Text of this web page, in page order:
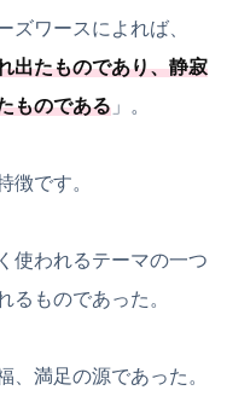
ズワースによれば、
出たものであり、静寂
ものである 」。
徴です。
使われるテーマの一つ
るものであった。
、満足の源であった。